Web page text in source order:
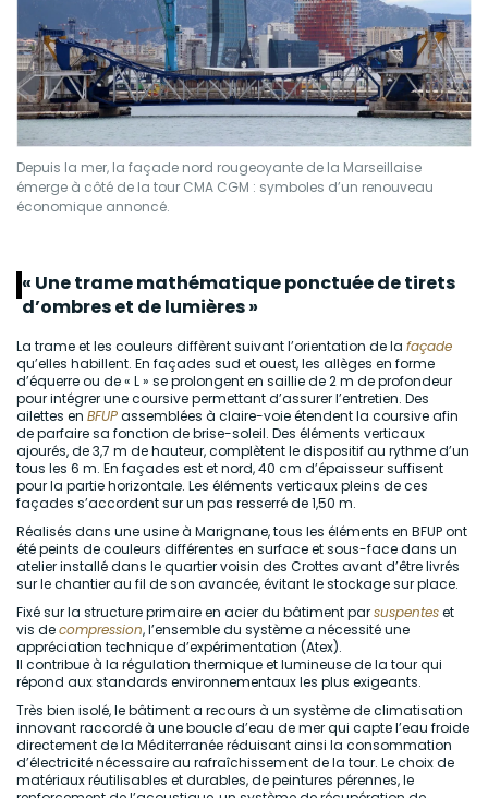
Depuis la mer, la façade nord rougeoyante de la Marseillaise
émerge à côté de la tour CMA CGM : symboles d’un renouveau
économique annoncé.
« Une trame mathématique ponctuée de tirets
d’ombres et de lumières »
La trame et les couleurs diffèrent suivant l’orientation de la façade
qu’elles habillent. En façades sud et ouest, les allèges en forme
d’équerre ou de « L » se prolongent en saillie de 2 m de profondeur
pour intégrer une coursive permettant d’assurer l’entretien. Des
ailettes en BFUPassemblées à claire-voie étendent la coursive afin
de parfaire sa fonction de brise-soleil. Des éléments verticaux
ajourés, de 3,7 m de hauteur, complètent le dispositif au rythme d’un
tous les 6 m. En façades est et nord, 40 cm d’épaisseur suffisent
pour la partie horizontale. Les éléments verticaux pleins de ces
façades s’accordent sur un pas resserré de 1,50 m.
Réalisés dans une usine à Marignane, tous les éléments en BFUP ont
été peints de couleurs différentes en surface et sous-face dans un
atelier installé dans le quartier voisin des Crottes avant d’être livrés
sur le chantier au fil de son avancée, évitant le stockage sur place.
Fixé sur la structure primaire en acier du bâtiment parsuspenteset
vis decompression, l’ensemble du système a nécessité une
appréciation technique d’expérimentation (Atex).
Il contribue à la régulation thermique et lumineuse de la tour qui
répond aux standards environnementaux les plus exigeants.
Très bien isolé, le bâtiment a recours à un système de climatisation
innovant raccordé à une boucle d’eau de mer qui capte l’eau froide
directement de la Méditerranée réduisant ainsi la consommation
d’électricité nécessaire au rafraîchissement de la tour. Le choix de
matériaux réutilisables et durables, de peintures pérennes, le